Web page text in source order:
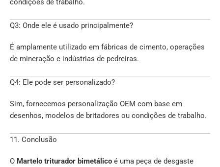
condições de trabalho.
Q3: Onde ele é usado principalmente?
É amplamente utilizado em fábricas de cimento, operações
de mineração e indústrias de pedreiras.
Q4: Ele pode ser personalizado?
Sim, fornecemos personalização OEM com base em
desenhos, modelos de britadores ou condições de trabalho.
11. Conclusão
O Martelo triturador bimetálico é uma peça de desgaste